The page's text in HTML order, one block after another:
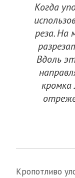
Когда
реза. На
Вдоль
Кропотливо